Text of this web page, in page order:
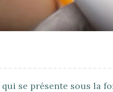
qui se présente sous la